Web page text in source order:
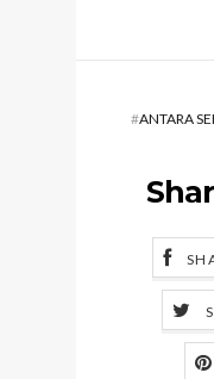
#ANTARA